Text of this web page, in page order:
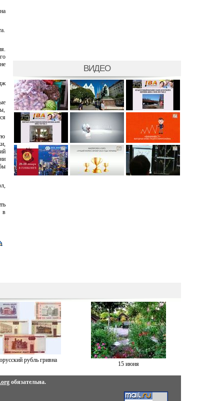
в
ВИДЕО
рубль гривна
15 июня
обязательна.